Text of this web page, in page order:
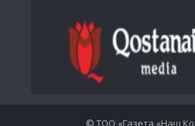
© ТОО «Газета «Наш